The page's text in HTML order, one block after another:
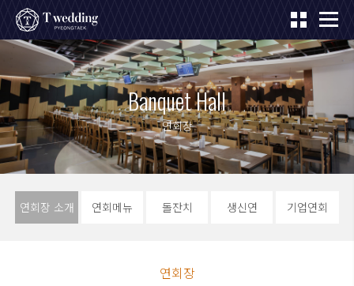
Banquet Hall
연회장
연회장 소개 연회메뉴 돌잔치 생신연 기업연회
연회장